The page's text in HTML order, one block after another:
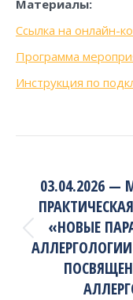
Материалы:
Ссылка на онлайн-
Программа
Инструкция по
03.04.2026 —
«НОВЫЕ